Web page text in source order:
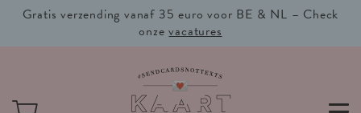
Gratis verzending vanaf 35 euro voor BE & NL – Check
onzevacatures